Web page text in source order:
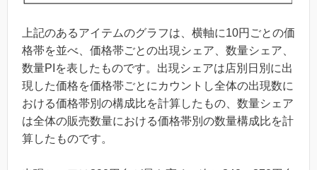
上記のあるアイテムのグラフは、横軸に10円ごとの価
格帯を並べ、価格帯ごとの出現シェア、数量シェア、
数量PIを表したものです。出現シェアは店別日別に出
現した価格を価格帯ごとにカウントし全体の出現数に
おける価格帯別の構成比を計算したもの、数量シェア
は全体の販売数量における価格帯別の数量構成比を計
算したものです。